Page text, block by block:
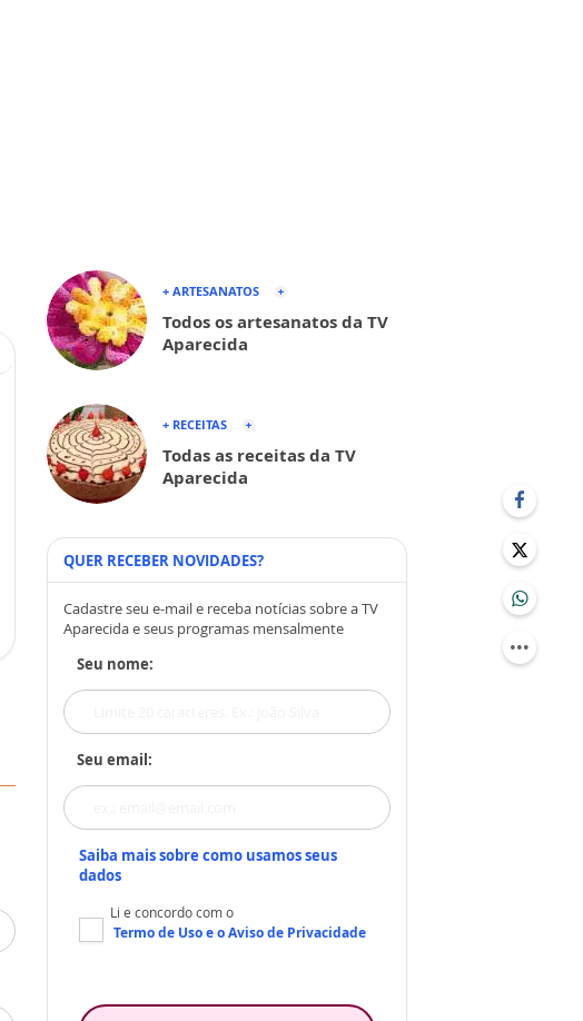
+ ARTESANATOS
Todos os artesanatos da TV
Aparecida
+ RECEITAS
Todas as receitas da TV
Aparecida
QUER RECEBER NOVIDADES?
Cadastre seu e-mail e receba notícias sobre a TV
Aparecida e seus programas mensalmente
Seu nome:
Seu email:
Saiba mais sobre como usamos seus
dados
Li e concordo com o
Termo de Usoe oAviso de Privacidade